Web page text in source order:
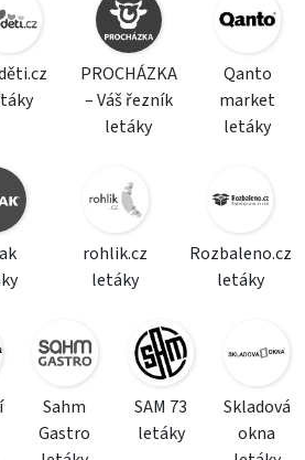
PROCHÁZKA
– Váš řezník
letáky
Qanto
market
letáky
rohlik.cz
letáky
Rozbaleno.cz
letáky
Sahm
Gastro
SAM 73
letáky
Skladová
okna